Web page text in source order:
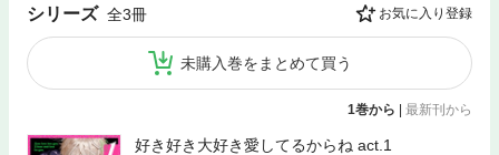
シリーズ 全3冊 お気に入り登録
未購入巻をまとめて買う
1巻から | 最新刊から
好き好き大好き愛してるからね act.1